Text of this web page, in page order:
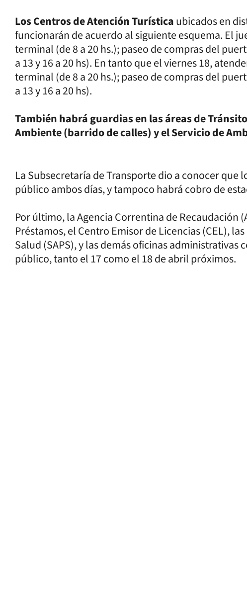
Los Centros de Atención Turísticaubicados en
funcionarán de acuerdo al siguiente esquema. El
terminal (de 8 a 20 hs.); paseo de compras del
a 13 y 16 a 20 hs). En tanto que el viernes 18,
terminal (de 8 a 20 hs.); paseo de compras del
a 13 y 16 a 20 hs).
También habrá guardias en las áreas de
Ambiente (barrido de calles) y el Servicio de
La Subsecretaría de Transporte dio a conocer que
público ambos días, y tampoco habrá cobro de
Por último, la Agencia Correntina de Recaudación
Préstamos, el Centro Emisor de Licencias (CEL),
Salud (SAPS), y las demás oficinas
público, tanto el 17 como el 18 de abril próximos.